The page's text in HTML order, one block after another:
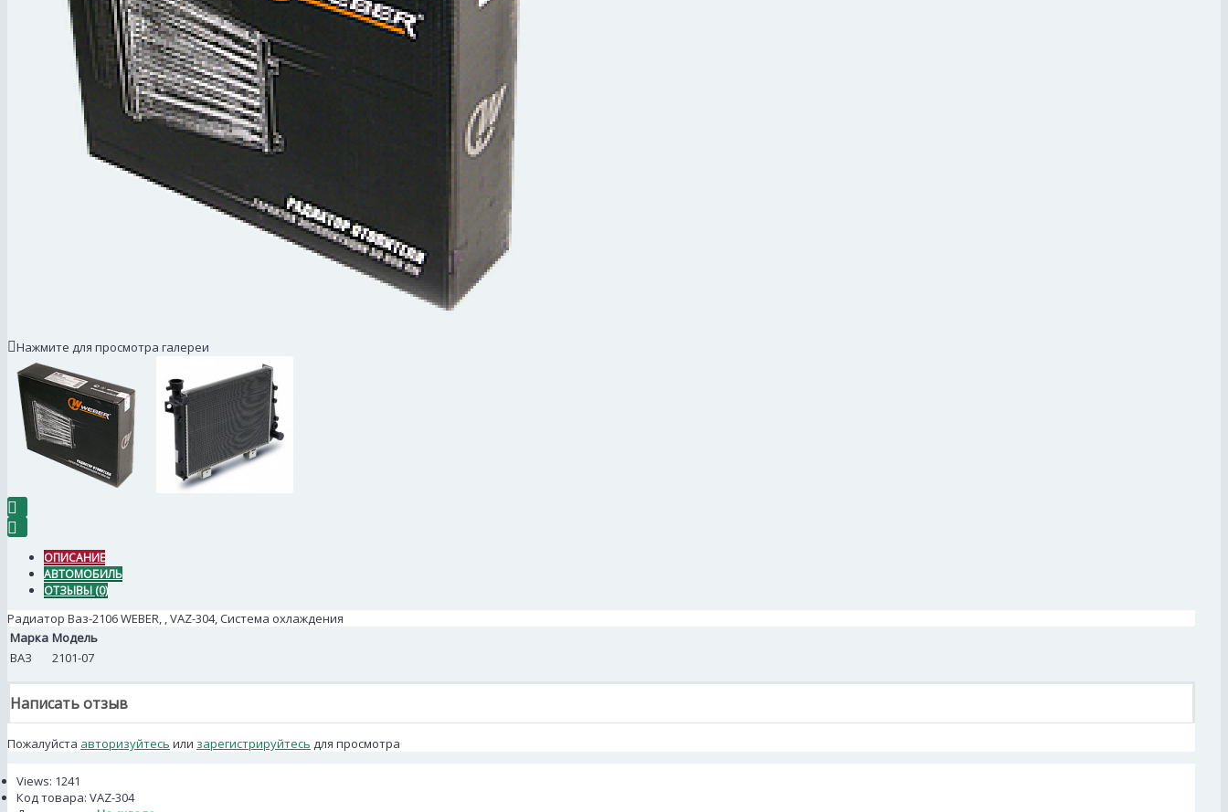
Нажмите для просмотра галереи
ОПИСАНИЕ
АВТОМОБИЛЬ
ОТЗЫВЫ (0)
Радиатор Ваз-2106 WEBER, , VAZ-304, Система охлаждения
Марка Модель
ВАЗ
2101-07
Написать отзыв
Пожалуйста авторизуйтесь или зарегистрируйтесь для просмотра
Views: 1241
Код товара: VAZ-304